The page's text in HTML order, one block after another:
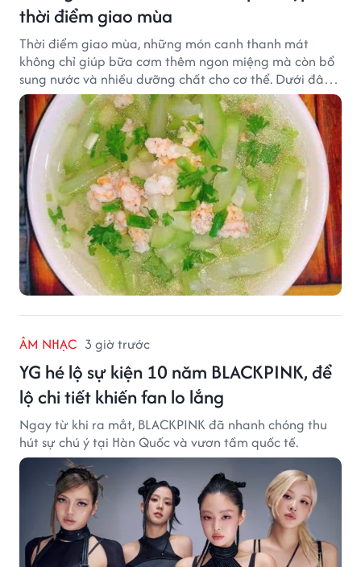
thời điểm giao mùa
Thời điểm giao mùa, những món canh thanh mát
không chỉ giúp bữa cơm thêm ngon miệng mà còn bổ
sung nước và nhiều dưỡng chất cho cơ thể. Dưới đây
là một số món canh đơn giản, dễ nấu, phù hợp cho cả
gia đình.
ÂM NHẠC 3 giờ trước
YG hé lộ sự kiện 10 năm BLACKPINK, để
lộ chi tiết khiến fan lo lắng
Ngay từ khi ra mắt, BLACKPINK đã nhanh chóng thu
hút sự chú ý tại Hàn Quốc và vươn tầm quốc tế.